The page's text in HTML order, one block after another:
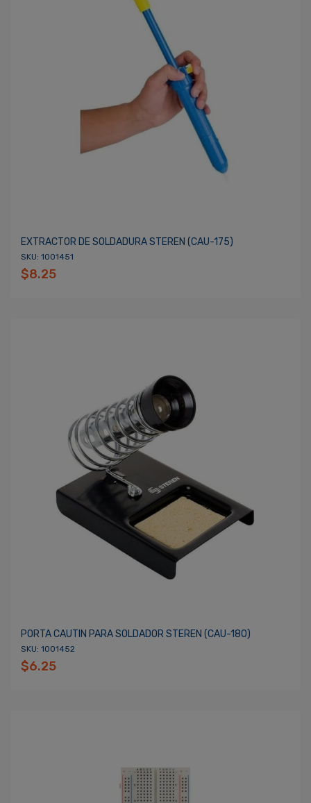
EXTRACTOR DE SOLDADURA STEREN (CAU-175)
SKU: 1001451
$8.25
PORTA CAUTIN PARA SOLDADOR STEREN (CAU-180)
SKU: 1001452
$6.25